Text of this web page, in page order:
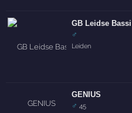
GB Leidse Bassie
♂
Leiden
GENIUS
♂ 45